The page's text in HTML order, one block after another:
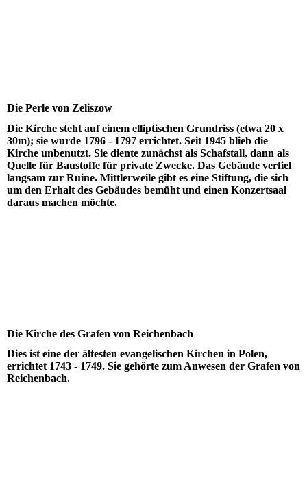
Die Perle von Zeliszow
Die Kirche steht auf einem elliptischen Grundriss (etwa 20 x
30m); sie wurde 1796 - 1797 errichtet. Seit 1945 blieb die
Kirche unbenutzt. Sie diente zunächst als Schafstall, dann als
Quelle für Baustoffe für private Zwecke. Das Gebäude verfiel
langsam zur Ruine. Mittlerweile gibt es eine Stiftung, die sich
um den Erhalt des Gebäudes bemüht und einen Konzertsaal
daraus machen möchte.
Die Kirche des Grafen von Reichenbach
Dies ist eine der ältesten evangelischen Kirchen in Polen,
errichtet 1743 - 1749. Sie gehörte zum Anwesen der Grafen von
Reichenbach.